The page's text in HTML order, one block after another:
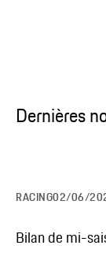
Dernières
RACING02/06/
Bilan de mi-